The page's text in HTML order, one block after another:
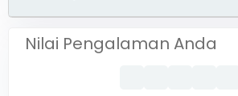
Nilai Pengalaman Anda